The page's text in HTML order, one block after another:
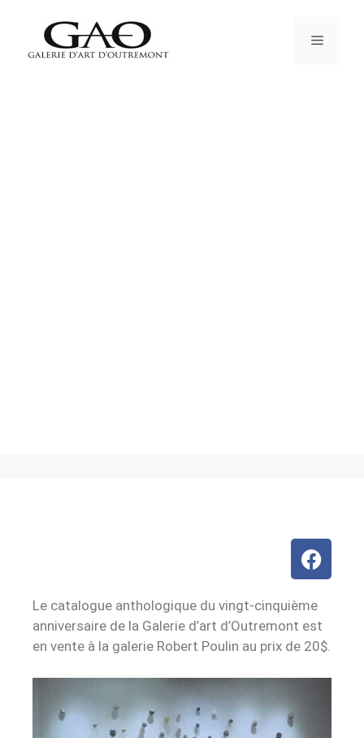
Le catalogue anthologique du vingt-cinquième
anniversaire de la Galerie d’art d’Outremont est
en vente à la galerie Robert Poulin au prix de 20$.